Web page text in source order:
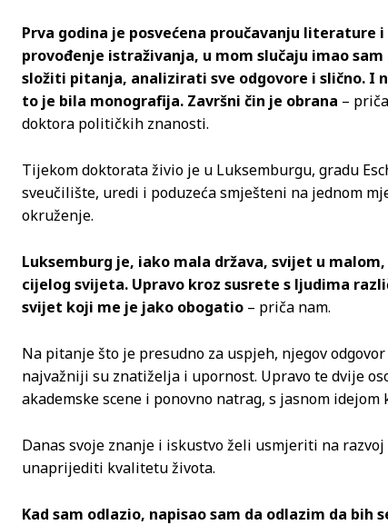
Prva godina je posvećena proučavanju literature
provođenje istraživanja, u mom slučaju imao
složiti pitanja, analizirati sve odgovore i slično. I
to je bila monografija. Završni čin je obrana –
doktora političkih znanosti.
Tijekom doktorata živio je u Luksemburgu, gradu
sveučilište, uredi i poduzeća smješteni na jednom
okruženje.
Luksemburg je, iako mala država, svijet u
cijelog svijeta. Upravo kroz susrete s ljudima
svijet koji me je jako obogatio – priča nam.
Na pitanje što je presudno za uspjeh, njegov
najvažniji su znatiželja i upornost. Upravo te dvije
akademske scene i ponovno natrag, s jasnom
Danas svoje znanje i iskustvo želi usmjeriti na
unaprijediti kvalitetu života.
Kad sam odlazio, napisao sam da odlazim da bih